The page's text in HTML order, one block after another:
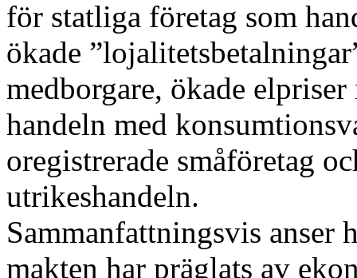
för statliga företag som
ökade
medborgare, ökade
handeln med
oregistrerade småföretag
utrikeshandeln.
Sammanfattningsvis
makten har präglats av